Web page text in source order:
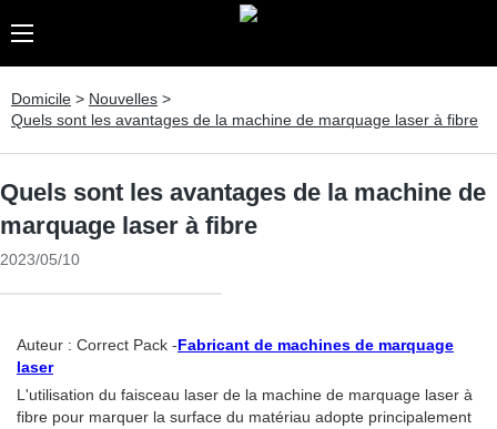
Domicile > Nouvelles >
Quels sont les avantages de la machine de marquage laser à fibre
Quels sont les avantages de la machine de
marquage laser à fibre
2023/05/10
Auteur : Correct Pack -Fabricant de machines de marquage
laser
L'utilisation du faisceau laser de la machine de marquage laser à
fibre pour marquer la surface du matériau adopte principalement